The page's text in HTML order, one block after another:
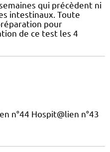
qui précèdent ni
intestinaux. Toute
pour
de ce test les 4
n°44 Hospit@lien n°43